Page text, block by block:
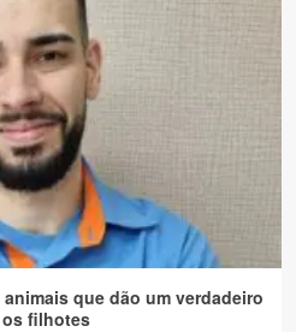
que dão um verdadeiro
filhotes